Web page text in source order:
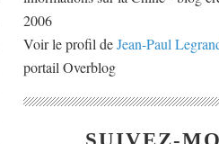
2006
Voir le profil deJean-Paul
portail Overblog